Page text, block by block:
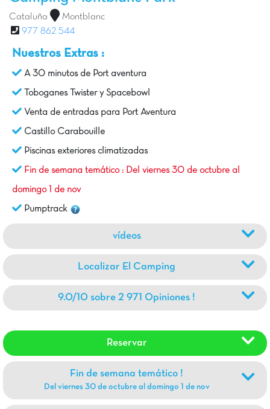
Cataluña
Montblanc
977 862 544
Nuestros Extras :
A 30 minutos de Port aventura
Toboganes Twister y Spacebowl
Venta de entradas para Port Aventura
Castillo Carabouille
Piscinas exteriores climatizadas
Fin de semana temático : Del viernes 30 de octubre al
domingo 1 de nov
Pumptrack
vídeos
Localizar El Camping
9.0/10 sobre 2 971 Opiniones !
Reservar
Fin de semana temático !
Del viernes 30 de octubre al domingo 1 de nov